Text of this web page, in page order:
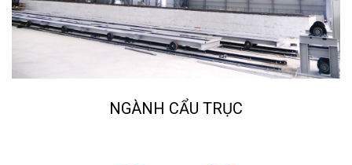
NGÀNH NGHIỀN ĐÁ, CÁT NHÂN TẠO